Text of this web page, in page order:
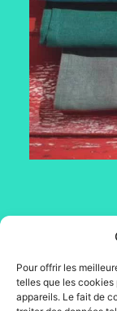
Pour offrir les
telles que les
appareils. Le fait de